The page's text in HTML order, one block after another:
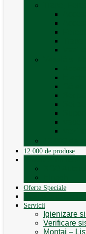
12.000 de produse
Oferte Speciale
Servicii
Igienizare
Verificare
Montaj –